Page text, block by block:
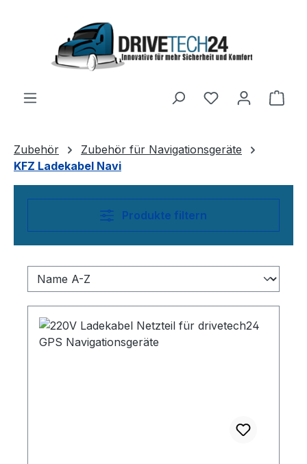
Zubehör
Zubehör für Navigationsgeräte
KFZ Ladekabel Navi
Produkte filtern